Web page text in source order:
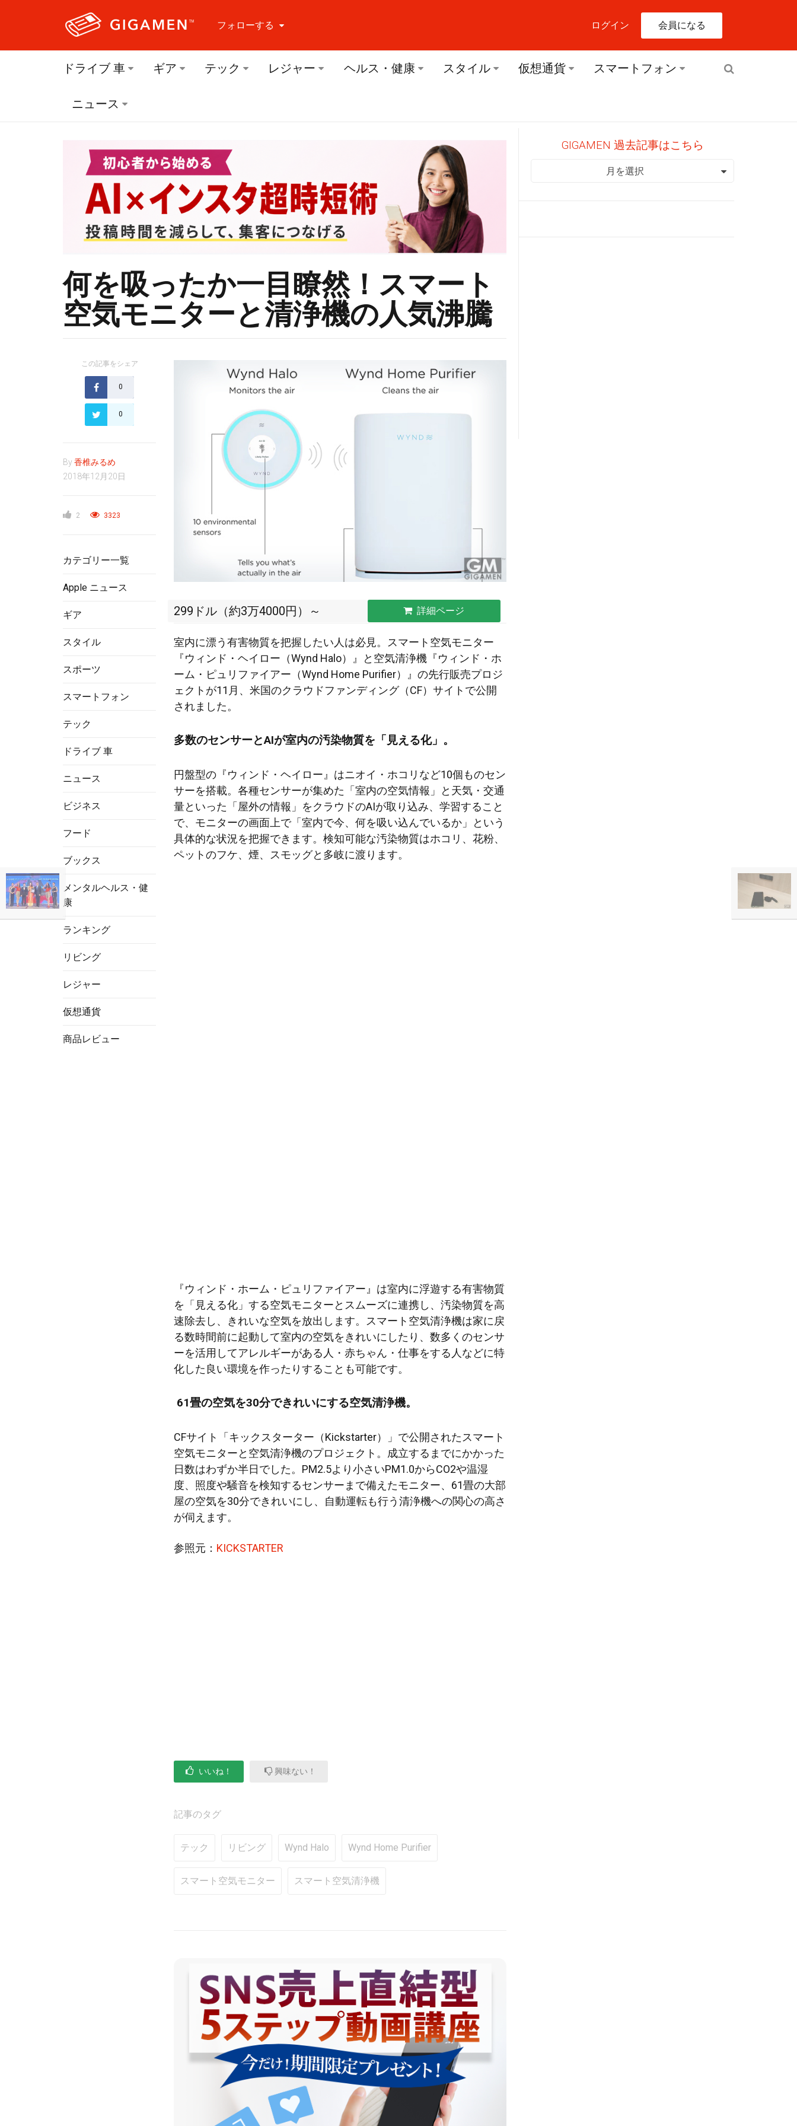
フォローする
フォローする Facebook
ログイン 会員になる
ドライブ 車 ギア テック レジャー ヘルス・健康 スタイル 仮想通貨 スマートフォン
ニュース
何を吸ったか一目瞭然！スマート
空気モニターと清浄機の人気沸騰
この記事をシェア
0
0
By 香椎みるめ
2018年12月20日
2 3323
カテゴリー一覧
Apple ニュース
ギア
スタイル
スポーツ
スマートフォン
テック
ドライブ 車
ニュース
ビジネス
フード
ブックス
メンタルヘルス・健
康
ランキング
リビング
レジャー
仮想通貨
商品レビュー
299ドル（約3万4000円）～ 詳細ページ
室内に漂う有害物質を把握したい人は必見。スマート空気モニター
『ウィンド・ヘイロー（Wynd Halo）』と空気清浄機『ウィンド・ホ
ーム・ピュリファイアー（Wynd Home Purifier）』の先行販売プロジ
ェクトが11月、米国のクラウドファンディング（CF）サイトで公開
されました。
多数のセンサーとAIが室内の汚染物質を「見える化」。
円盤型の『ウィンド・ヘイロー』はニオイ・ホコリなど10個ものセン
サーを搭載。各種センサーが集めた「室内の空気情報」と天気・交通
量といった「屋外の情報」をクラウドのAIが取り込み、学習すること
で、モニターの画面上で「室内で今、何を吸い込んでいるか」という
具体的な状況を把握できます。検知可能な汚染物質はホコリ、花粉、
ペットのフケ、煙、スモッグと多岐に渡ります。
『ウィンド・ホーム・ピュリファイアー』は室内に浮遊する有害物質
を「見える化」する空気モニターとスムーズに連携し、汚染物質を高
速除去し、きれいな空気を放出します。スマート空気清浄機は家に戻
る数時間前に起動して室内の空気をきれいにしたり、数多くのセンサ
ーを活用してアレルギーがある人・赤ちゃん・仕事をする人などに特
化した良い環境を作ったりすることも可能です。
61畳の空気を30分できれいにする空気清浄機。
CFサイト「キックスターター（Kickstarter）」で公開されたスマート
空気モニターと空気清浄機のプロジェクト。成立するまでにかかった
日数はわずか半日でした。PM2.5より小さいPM1.0からCO2や温湿
度、照度や騒音を検知するセンサーまで備えたモニター、61畳の大部
屋の空気を30分できれいにし、自動運転も行う清浄機への関心の高さ
が伺えます。
参照元： KICKSTARTER
いいね！ 興味ない！
記事のタグ
テック リビング Wynd Halo Wynd Home Purifier
スマート空気モニター スマート空気清浄機
GIGAMEN 過去記事はこちら
GIGAMEN 過去記事はこちら
月を選択